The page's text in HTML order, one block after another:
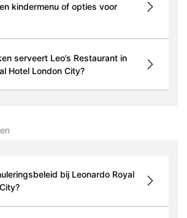
kindermenu of opties voor
serveert Leo’s Restaurant in
Hotel London City?
bij Leonardo Royal